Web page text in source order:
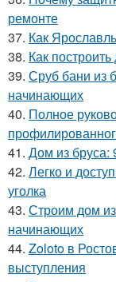
ремонте
37. Как
38. Как
39. Сруб бани из
начинающих
40. Полное
41. Дом из бруса:
42. Легко и
уголка
43. Строим дом
начинающих
44. Zoloto в
выступления